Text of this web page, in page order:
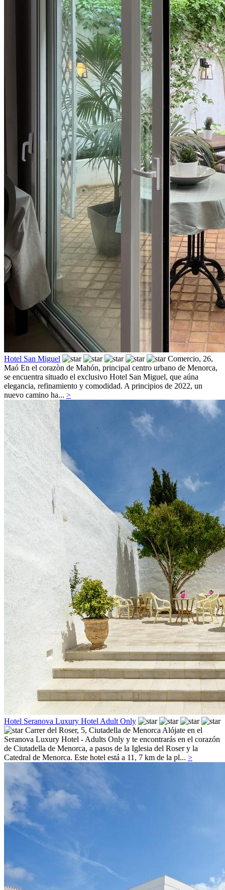
Hotel San Miguel
Comercio, 26,
Maó En el corazòn de Mahón, principal centro urbano de Menorca,
se encuentra situado el exclusivo Hotel San Miguel, que aúna
elegancia, refinamiento y comodidad. A principios de 2022, un
nuevo camino ha... >
Hotel Seranova Luxury Hotel Adult Only
Carrer del Roser, 5, Ciutadella de MenorcaAlójate en el
Seranova Luxury Hotel - Adults Only y te encontrarás en el corazón
de Ciutadella de Menorca, a pasos de la Iglesia del Roser y la
Catedral de Menorca. Este hotel está a 11, 7 km de la pl... >